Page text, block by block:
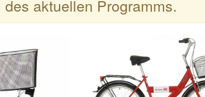
aktuellen Programms.